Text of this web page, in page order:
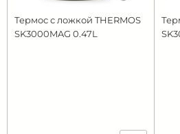
Термос с ложкой THERMOS
SK3000MAG 0.47L